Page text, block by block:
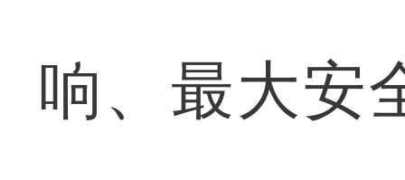
响、最大安